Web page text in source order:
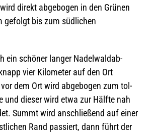
direkt abge­bo­gen in den Grü­nen
gefolgt bis zum süd­li­chen
ein schö­ner lan­ger Nadel­wald­ab­
vier Kilo­me­ter auf den Ort
dem Ort wird abge­bo­gen zum tol­
und die­ser wird etwa zur Hälfte nah
Summt wird anschlie­ßend auf einer
Rand pas­siert, dann führt der